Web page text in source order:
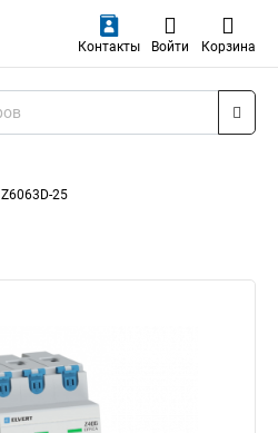
Контакты Войти Корзина
25